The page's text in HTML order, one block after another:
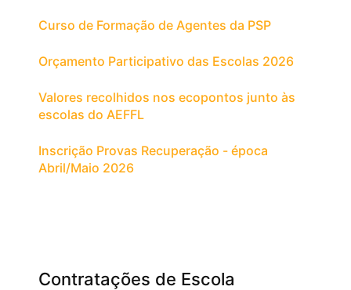
Curso de Formação de Agentes da PSP
Orçamento Participativo das Escolas 2026
Valores recolhidos nos ecopontos junto às
escolas do AEFFL
Inscrição Provas Recuperação - época
Abril/Maio 2026
Contratações de Escola